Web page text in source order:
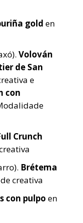
gold en
Volován
de San
e
con
Crunch
Brétema
creativa
con pulpo en